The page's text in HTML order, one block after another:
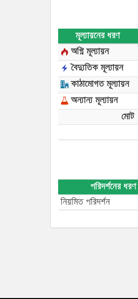
মূল্যায়নের ধরণ
অগ্নি মূল্যায়ন
বৈদ্যুতিক মূল্যায়ন
কাঠামোগত মূল্যায়ন
অন্যান্য মূল্যায়ন
মোট
পরিদর্শনের ধরণ
নিয়মিত পরিদর্শন